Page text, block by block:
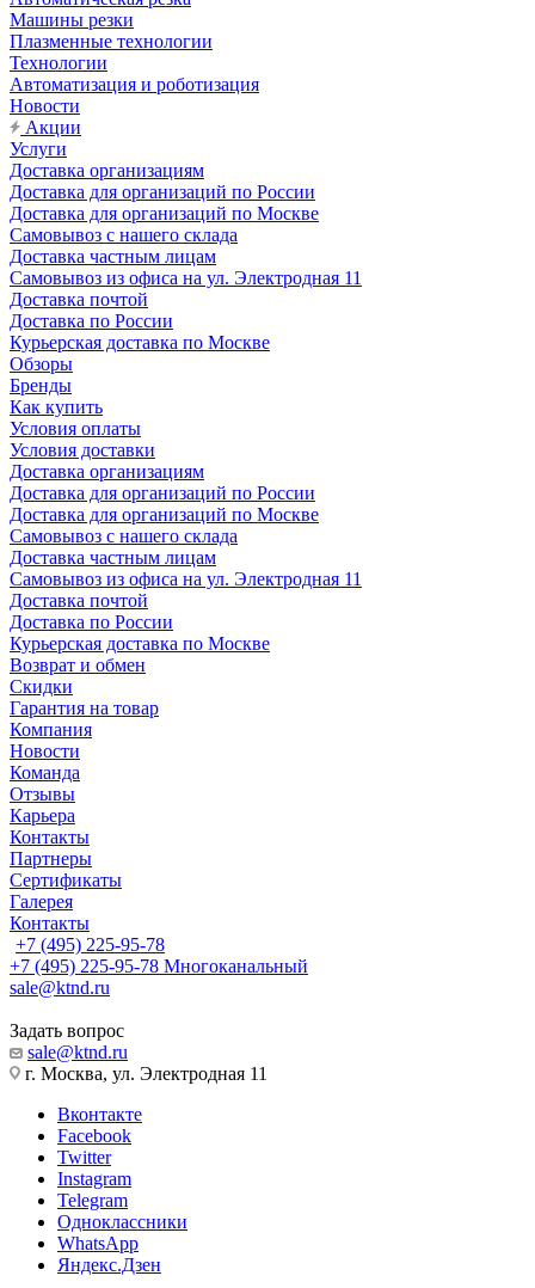
Машины резки
Плазменные технологии
Технологии
Автоматизация и роботизация
Новости
Акции
Услуги
Доставка организациям
Доставка для организаций по России
Доставка для организаций по Москве
Самовывоз с нашего склада
Доставка частным лицам
Самовывоз из офиса на ул. Электродная 11
Доставка почтой
Доставка по России
Курьерская доставка по Москве
Обзоры
Бренды
Как купить
Условия оплаты
Условия доставки
Доставка организациям
Доставка для организаций по России
Доставка для организаций по Москве
Самовывоз с нашего склада
Доставка частным лицам
Самовывоз из офиса на ул. Электродная 11
Доставка почтой
Доставка по России
Курьерская доставка по Москве
Возврат и обмен
Скидки
Гарантия на товар
Компания
Новости
Команда
Отзывы
Карьера
Контакты
Партнеры
Сертификаты
Галерея
Контакты
+7 (495) 225-95-78
+7 (495) 225-95-78 Многоканальный
sale@ktnd.ru
Задать вопрос
sale@ktnd.ru
г. Москва, ул. Электродная 11
Вконтакте
Facebook
Twitter
Instagram
Telegram
Одноклассники
WhatsApp
Яндекс.Дзен